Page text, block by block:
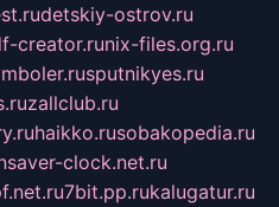
detskiy-ostrov.ru
creator.runix-files.org.ru
sputnikyes.ru
zallclub.ru
haikko.rusobakopedia.ru
clock.net.ru
7bit.pp.rukalugatur.ru